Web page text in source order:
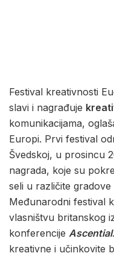
Festival kreativnosti
slavi i nagrađuje
komunikacijama,
Europi. Prvi festival
Švedskoj, u prosincu
nagrada, koje su
seli u različite
Međunarodni festival
vlasništvu britanskog
konferencije Ascential
kreativne i učinkovite